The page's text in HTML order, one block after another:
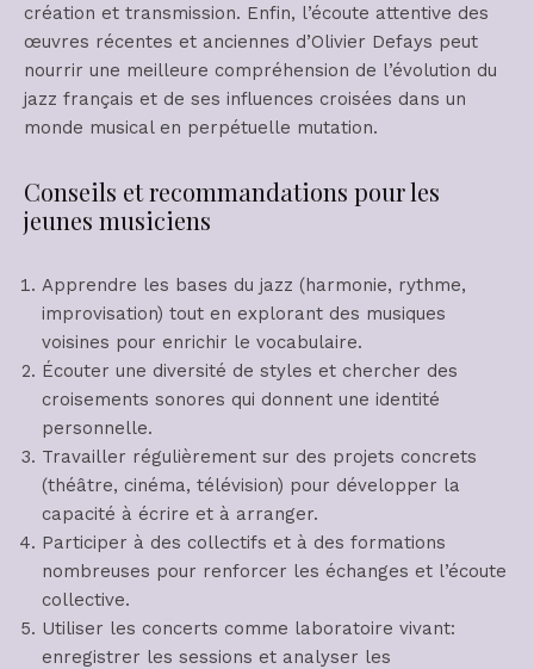
création et transmission. Enfin, l’écoute attentive des
œuvres récentes et anciennes d’Olivier Defays peut
nourrir une meilleure compréhension de l’évolution du
jazz français et de ses influences croisées dans un
monde musical en perpétuelle mutation.
Conseils et recommandations pour les
jeunes musiciens
Apprendre les bases du jazz (harmonie, rythme,
improvisation) tout en explorant des musiques
voisines pour enrichir le vocabulaire.
Écouter une diversité de styles et chercher des
croisements sonores qui donnent une identité
personnelle.
Travailler régulièrement sur des projets concrets
(théâtre, cinéma, télévision) pour développer la
capacité à écrire et à arranger.
Participer à des collectifs et à des formations
nombreuses pour renforcer les échanges et l’écoute
collective.
Utiliser les concerts comme laboratoire vivant:
enregistrer les sessions et analyser les